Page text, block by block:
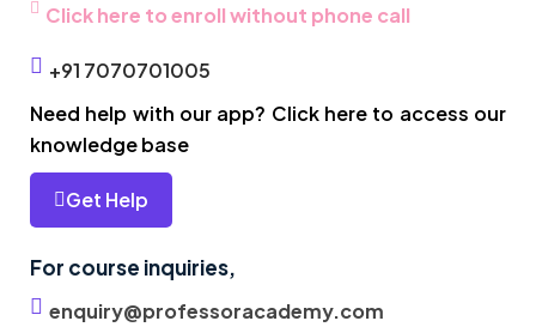
Click here to enroll without phone call
+91 7070701005
Need help with our app? Click here to access our
knowledge base
Get Help
For course inquiries,
enquiry@professoracademy.com